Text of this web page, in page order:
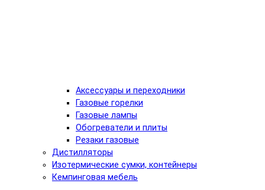
Аксессуары и переходники
Газовые горелки
Газовые лампы
Обогреватели и плиты
Резаки газовые
Дистилляторы
Изотермические сумки, контейнеры
Кемпинговая мебель